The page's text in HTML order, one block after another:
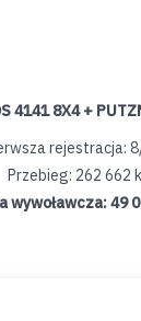
4141 8X4 +
rejestracja:
Przebieg: 262 662
wywoławcza:49